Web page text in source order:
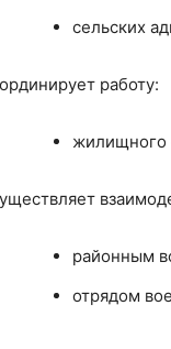
сельских
работу:
жилищного
районным
отрядом